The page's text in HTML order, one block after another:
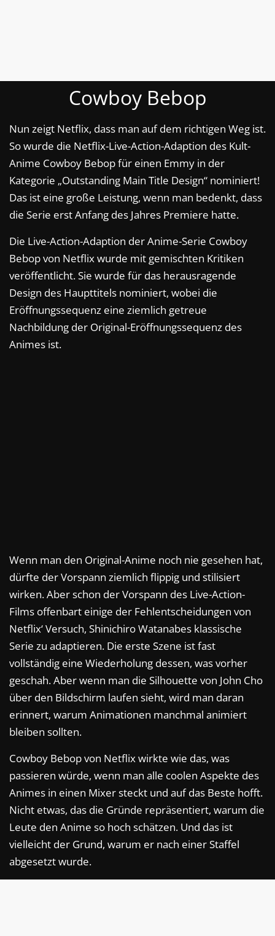
Cowboy Bebop
Nun zeigt Netflix, dass man auf dem richtigen Weg ist.
So wurde die Netflix-Live-Action-Adaption des Kult-
Anime Cowboy Bebop für einen Emmy in der
Kategorie „Outstanding Main Title Design“ nominiert!
Das ist eine große Leistung, wenn man bedenkt, dass
die Serie erst Anfang des Jahres Premiere hatte.
Die Live-Action-Adaption der Anime-Serie Cowboy
Bebop von Netflix wurde mit gemischten Kritiken
veröffentlicht. Sie wurde für das herausragende
Design des Haupttitels nominiert, wobei die
Eröffnungssequenz eine ziemlich getreue
Nachbildung der Original-Eröffnungssequenz des
Animes ist.
Wenn man den Original-Anime noch nie gesehen hat,
dürfte der Vorspann ziemlich flippig und stilisiert
wirken. Aber schon der Vorspann des Live-Action-
Films offenbart einige der Fehlentscheidungen von
Netflix‘ Versuch, Shinichiro Watanabes klassische
Serie zu adaptieren. Die erste Szene ist fast
vollständig eine Wiederholung dessen, was vorher
geschah. Aber wenn man die Silhouette von John Cho
über den Bildschirm laufen sieht, wird man daran
erinnert, warum Animationen manchmal animiert
bleiben sollten.
Cowboy Bebop von Netflix wirkte wie das, was
passieren würde, wenn man alle coolen Aspekte des
Animes in einen Mixer steckt und auf das Beste hofft.
Nicht etwas, das die Gründe repräsentiert, warum die
Leute den Anime so hoch schätzen. Und das ist
vielleicht der Grund, warum er nach einer Staffel
abgesetzt wurde.